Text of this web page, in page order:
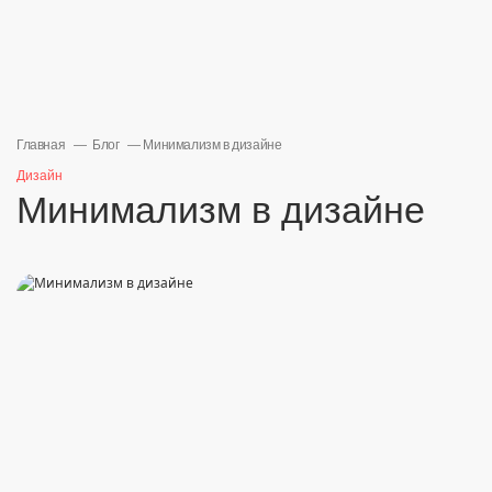
Главная Блог
Минимализм в дизайне
Дизайн
Минимализм в дизайне